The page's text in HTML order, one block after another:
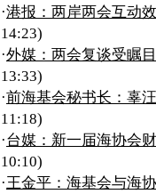
·港报：两岸两会互动
14:23)
·外媒：两会复谈受瞩
13:33)
·前海基会秘书长：辜
11:18)
·台媒：新一届海协会
10:10)
·王金平：海基会与海